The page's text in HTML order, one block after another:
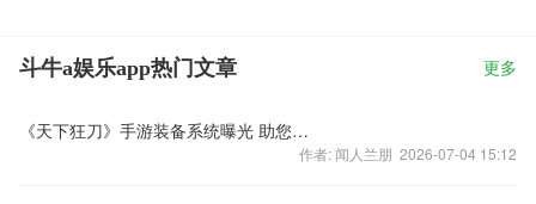
斗牛a娱乐app热门文章 更多
《天下狂刀》手游装备系统曝光 助您一统江湖
作者: 闻人兰朋 2026-07-04 15:12